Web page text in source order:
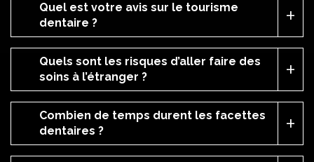
Quel est votre avis sur le tourisme
dentaire ?
Quels sont les risques d’aller faire des
soins à l’étranger ?
Combien de temps durent les facettes
dentaires ?